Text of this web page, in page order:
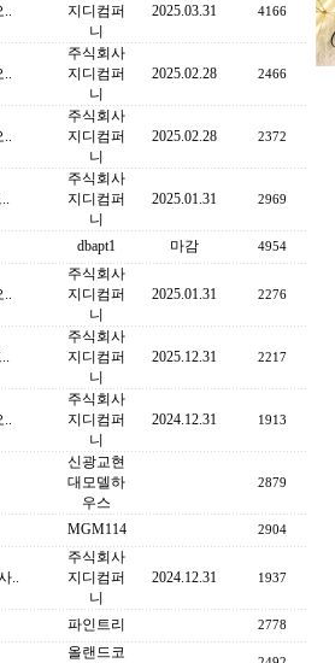
..
지디컴퍼
니
2025.03.31 4166
..
주식회사
지디컴퍼
니
2025.02.28 2466
..
주식회사
지디컴퍼
니
2025.02.28 2372
주식회사
지디컴퍼
니
2025.01.31 2969
dbapt1 마감 4954
..
주식회사
지디컴퍼
니
2025.01.31 2276
주식회사
지디컴퍼
니
2025.12.31 2217
..
주식회사
지디컴퍼
니
2024.12.31 1913
신광교현
대모델하
우스
2879
MGM114 2904
..
주식회사
지디컴퍼
니
2024.12.31 1937
파인트리 2778
올랜드코